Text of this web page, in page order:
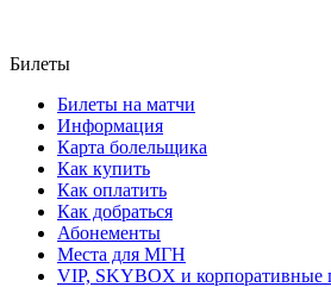
Билеты
Билеты на матчи
Информация
Карта болельщика
Как купить
Как оплатить
Как добраться
Абонементы
Места для МГН
VIP, SKYBOX и корпоративные